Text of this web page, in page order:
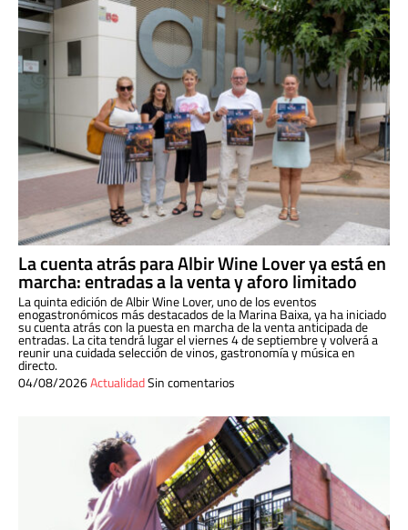
La cuenta atrás para Albir Wine Lover ya está en
marcha: entradas a la venta y aforo limitado
La quinta edición de Albir Wine Lover, uno de los eventos
enogastronómicos más destacados de la Marina Baixa, ya ha iniciado
su cuenta atrás con la puesta en marcha de la venta anticipada de
entradas. La cita tendrá lugar el viernes 4 de septiembre y volverá a
reunir una cuidada selección de vinos, gastronomía y música en
directo.
04/08/2026ActualidadSin comentarios